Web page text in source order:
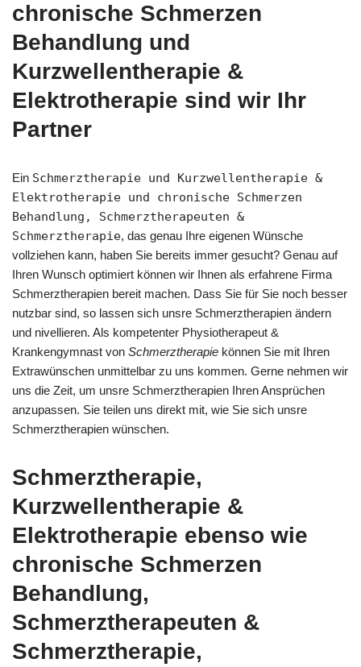
chronische Schmerzen
Behandlung und
Kurzwellentherapie &
Elektrotherapie sind wir Ihr
Partner
Ein Schmerztherapie und Kurzwellentherapie &
Elektrotherapie und chronische Schmerzen
Behandlung, Schmerztherapeuten &
Schmerztherapie, das genau Ihre eigenen Wünsche
vollziehen kann, haben Sie bereits immer gesucht? Genau auf
Ihren Wunsch optimiert können wir Ihnen als erfahrene Firma
Schmerztherapien bereit machen. Dass Sie für Sie noch besser
nutzbar sind, so lassen sich unsre Schmerztherapien ändern
und nivellieren. Als kompetenter Physiotherapeut &
Krankengymnast von Schmerztherapie können Sie mit Ihren
Extrawünschen unmittelbar zu uns kommen. Gerne nehmen wir
uns die Zeit, um unsre Schmerztherapien Ihren Ansprüchen
anzupassen. Sie teilen uns direkt mit, wie Sie sich unsre
Schmerztherapien wünschen.
Schmerztherapie,
Kurzwellentherapie &
Elektrotherapie ebenso wie
chronische Schmerzen
Behandlung,
Schmerztherapeuten &
Schmerztherapie,